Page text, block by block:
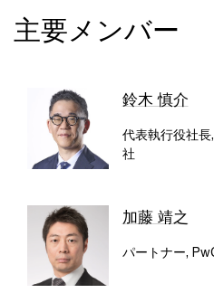
主要メンバー
鈴木 慎介
代表執行役社
社
加藤 靖之
パートナー,